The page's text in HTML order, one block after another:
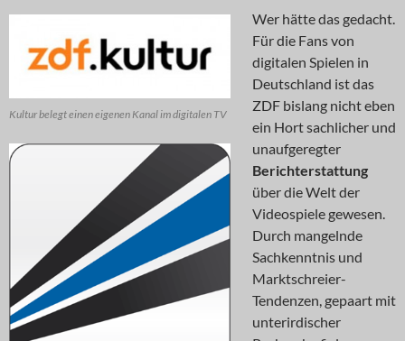
Kultur belegt einen eigenen Kanal im digitalen TV
Wer hätte das gedacht.
Für die Fans von
digitalen Spielen in
Deutschland ist das
ZDF bislang nicht eben
ein Hort sachlicher und
unaufgeregter
Berichterstattung
über die Welt der
Videospiele gewesen.
Durch mangelnde
Sachkenntnis und
Marktschreier-
Tendenzen, gepaart mit
unterirdischer